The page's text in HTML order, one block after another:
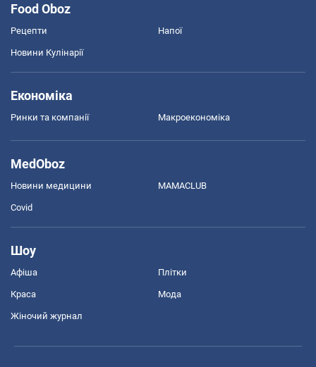
Food Oboz
Рецепти Напої
Новини Кулінарії
Економіка
Ринки та компанії Макроекономіка
MedOboz
Новини медицини MAMACLUB
Covid
Шоу
Афіша Плітки
Краса Мода
Жіночий журнал